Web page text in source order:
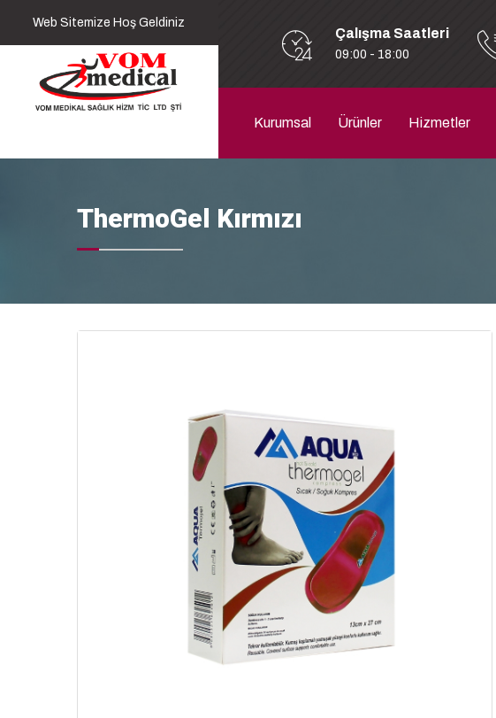
Web Sitemize Hoş Geldiniz
Çalışma Saatleri
09:00 - 18:00
Kurumsal Ürünler Hizmetler
ThermoGel Kırmızı